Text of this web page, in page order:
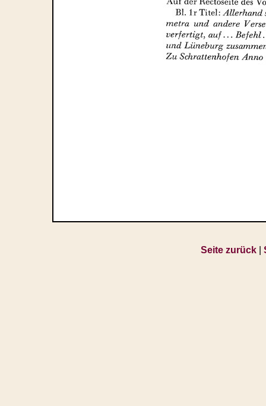
Seite zurück|